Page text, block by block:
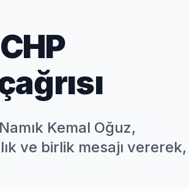
Kemal Oğuz,
ve birlik mesajı vererek,